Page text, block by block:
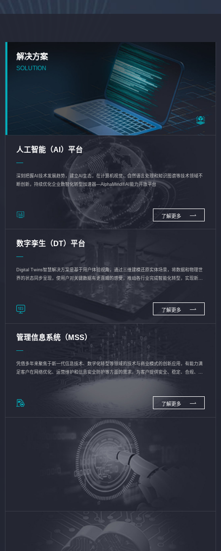
解决方案
SOLUTION
人工智能（AI）平台
深刻把握AI技术发展趋势，建立AI生态，在计算机视觉、自然语言处理和知识图谱等技术领域不
断创新，持续优化企业数智化转型加速器—AlphaMind®AI能力开放平台
了解更多
数字孪生（DT）平台
Digital Twins智慧解决方案是基于用户体验视角，通过三维建模还原实体场景，将数据和物理世
界的状态同步呈现，使用户对关键数据有更直观的感受，推动各行业完成智能化转型，实现新旧
了解更多
管理信息系统（MSS）
凭借多年来聚焦于新一代信息技术、数字化转型等领域的技术与商业模式的创新应用，有能力满
足客户在网络优化、运营维护和信息安全防护等方面的需求，为客户提供安全、稳定、合规、持
了解更多